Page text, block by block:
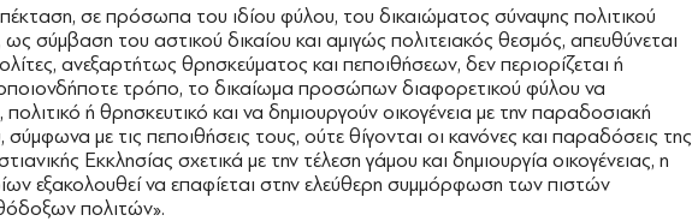
σε πρόσωπα του ιδίου φύλου, του δικαιώματος σύναψης πολιτικού
σύμβαση του αστικού δικαίου και αμιγώς πολιτειακός θεσμός, απευθύνεται
ανεξαρτήτως θρησκεύματος και πεποιθήσεων, δεν περιορίζεται ή
οποιονδήποτε τρόπο, το δικαίωμα προσώπων διαφορετικού φύλου να
ή θρησκευτικό και να δημιουργούν οικογένεια με την παραδοσιακή
με τις πεποιθήσεις τους, ούτε θίγονται οι κανόνες και παραδόσεις της
Εκκλησίας σχετικά με την τέλεση γάμου και δημιουργία οικογένειας, η
εξακολουθεί να επαφίεται στην ελεύθερη συμμόρφωση των πιστών
πολιτών».